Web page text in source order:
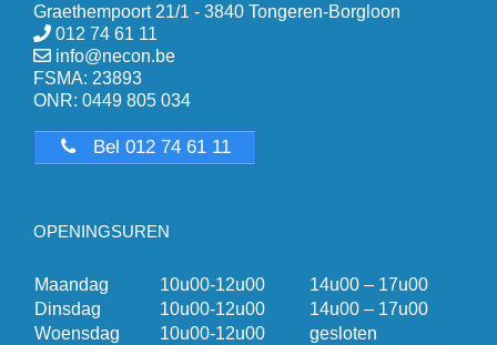
Graethempoort 21/1 - 3840 Tongeren-Borgloon
012 74 61 11
info@necon.be
FSMA: 23893
ONR: 0449 805 034
Bel 012 74 61 11
OPENINGSUREN
Maandag 10u00-12u00
14u00 – 17u00
Dinsdag
10u00-12u00
14u00 – 17u00
Woensdag
10u00-12u00
gesloten